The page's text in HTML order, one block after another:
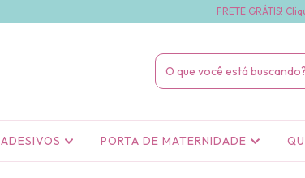
FRETE GRÁTIS!
ADESIVOS PORTA DE MATERNIDADE